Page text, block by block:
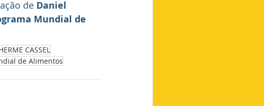
de Daniel
Mundial de
CASSEL
de Alimentos